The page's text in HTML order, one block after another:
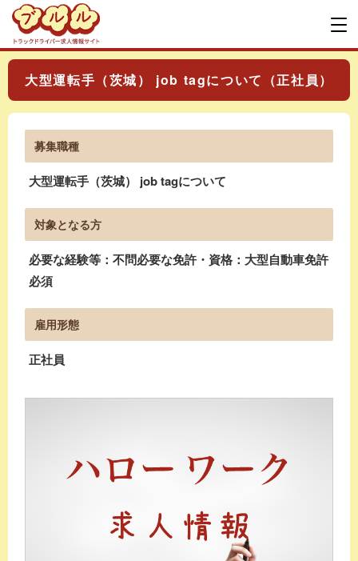
大型運転手（茨城） job tagについて（正社員）
募集職種
大型運転手（茨城） job tagについて
対象となる方
必要な経験等：不問必要な免許・資格：大型自動車免許
必須
雇用形態
正社員